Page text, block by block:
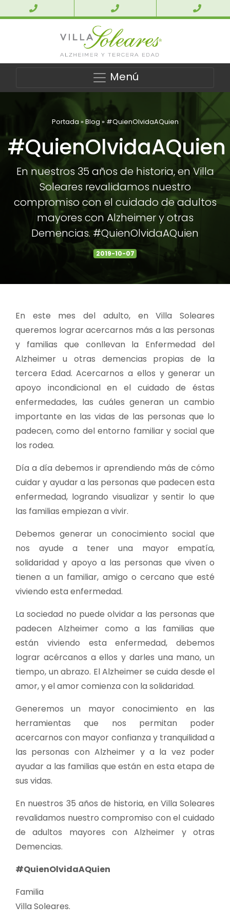
Menú
Portada » Blog » #QuienOlvidaAQuien
#QuienOlvidaAQuien
En nuestros 35 años de historia, en Villa
Soleares revalidamos nuestro
compromiso con el cuidado de adultos
mayores con Alzheimer y otras
Demencias. #QuienOlvidaAQuien
2019-10-07
En este mes del adulto, en Villa Soleares
queremos lograr acercarnos más a las personas
y familias que conllevan la Enfermedad del
Alzheimer u otras demencias propias de la
tercera Edad. Acercarnos a ellos y generar un
apoyo incondicional en el cuidado de éstas
enfermedades, las cuáles generan un cambio
importante en las vidas de las personas que lo
padecen, como del entorno familiar y social que
los rodea.
Día a día debemos ir aprendiendo más de cómo
cuidar y ayudar a las personas que padecen esta
enfermedad, logrando visualizar y sentir lo que
las familias empiezan a vivir.
Debemos generar un conocimiento social que
nos ayude a tener una mayor empatía,
solidaridad y apoyo a las personas que viven o
tienen a un familiar, amigo o cercano que esté
viviendo esta enfermedad.
La sociedad no puede olvidar a las personas que
padecen Alzheimer como a las familias que
están viviendo esta enfermedad, debemos
lograr acércanos a ellos y darles una mano, un
tiempo, un abrazo. El Alzheimer se cuida desde el
amor, y el amor comienza con la solidaridad.
Generemos un mayor conocimiento en las
herramientas que nos permitan poder
acercarnos con mayor confianza y tranquilidad a
las personas con Alzheimer y a la vez poder
ayudar a las familias que están en esta etapa de
sus vidas.
En nuestros 35 años de historia, en Villa Soleares
revalidamos nuestro compromiso con el cuidado
de adultos mayores con Alzheimer y otras
Demencias.
#QuienOlvidaAQuien
Familia
Villa Soleares.